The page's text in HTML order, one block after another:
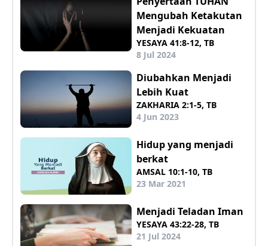
Mengubah Ketakutan
Menjadi Kekuatan
YESAYA 41:8-12, TB
8 Jul 2024
Diubahkan Menjadi
Lebih Kuat
ZAKHARIA 2:1-5, TB
4 Jun 2023
Hidup yang menjadi
berkat
AMSAL 10:1-10, TB
23 Mar 2021
Menjadi Teladan Iman
YESAYA 43:22-28, TB
21 Jul 2024